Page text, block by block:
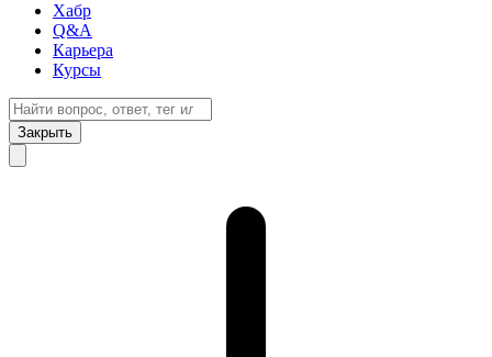
Хабр
Q&A
Карьера
Курсы
Закрыть